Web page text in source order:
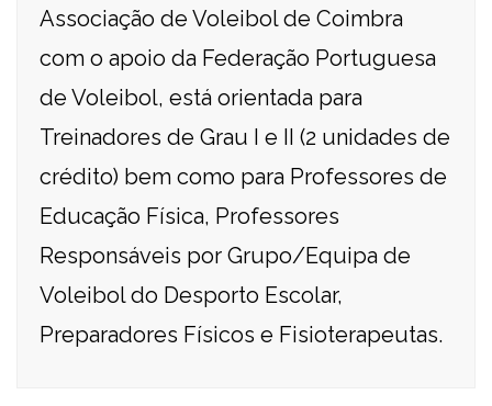
Associação de Voleibol de Coimbra
com o apoio da Federação Portuguesa
de Voleibol, está orientada para
Treinadores de Grau I e II (2 unidades de
crédito) bem como para Professores de
Educação Física, Professores
Responsáveis por Grupo/Equipa de
Voleibol do Desporto Escolar,
Preparadores Físicos e Fisioterapeutas.